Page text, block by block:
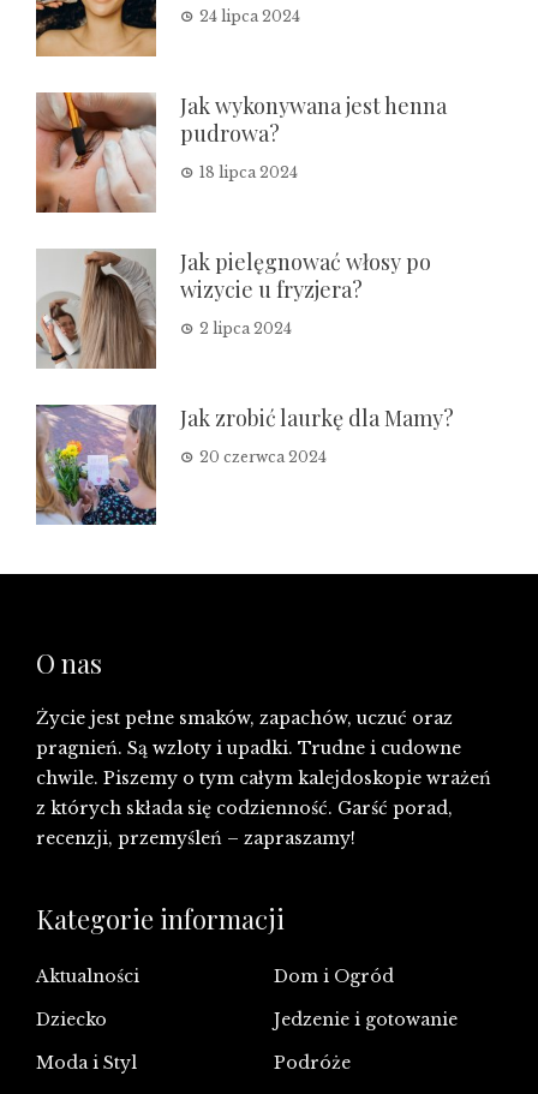
24 lipca 2024
Jak wykonywana jest henna
pudrowa?
18 lipca 2024
Jak pielęgnować włosy po
wizycie u fryzjera?
2 lipca 2024
Jak zrobić laurkę dla Mamy?
20 czerwca 2024
O nas
Życie jest pełne smaków, zapachów, uczuć oraz
pragnień. Są wzloty i upadki. Trudne i cudowne
chwile. Piszemy o tym całym kalejdoskopie wrażeń
z których składa się codzienność. Garść porad,
recenzji, przemyśleń – zapraszamy!
Kategorie informacji
Aktualności
Dom i Ogród
Dziecko
Jedzenie i gotowanie
Moda i Styl
Podróże